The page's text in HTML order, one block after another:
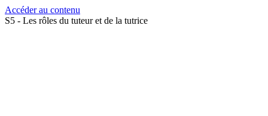
Accéder au contenu
S5 - Les rôles du tuteur et de la tutrice